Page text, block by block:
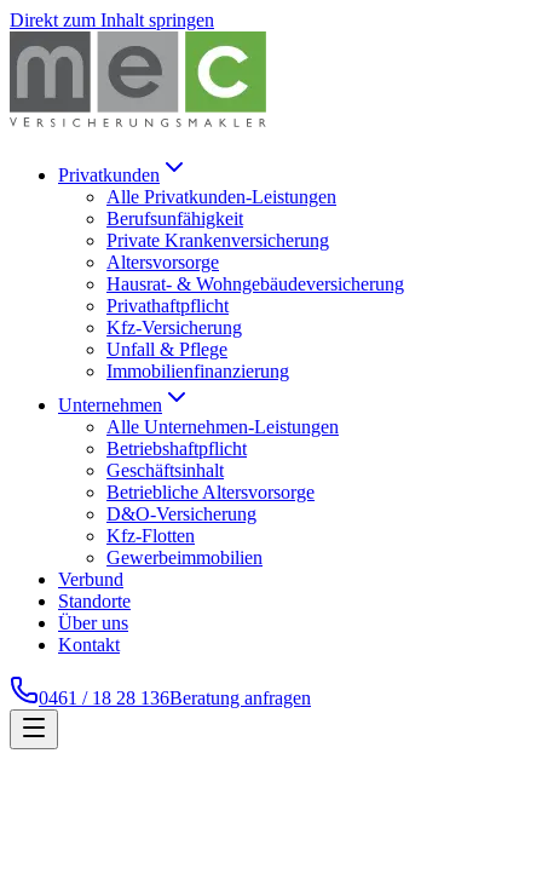
Direkt zum Inhalt springen
Privatkunden
Alle Privatkunden-Leistungen
Berufsunfähigkeit
Private Krankenversicherung
Altersvorsorge
Hausrat- & Wohngebäudeversicherung
Privathaftpflicht
Kfz-Versicherung
Unfall & Pflege
Immobilienfinanzierung
Unternehmen
Alle Unternehmen-Leistungen
Betriebshaftpflicht
Geschäftsinhalt
Betriebliche Altersvorsorge
D&O-Versicherung
Kfz-Flotten
Gewerbeimmobilien
Verbund
Standorte
Über uns
Kontakt
0461 / 18 28 136Beratung anfragen